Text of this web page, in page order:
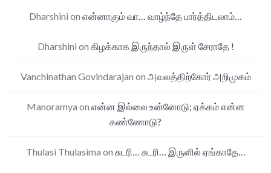
Dharshini on என்னாகும் வா… வாழ்ந்தே பார்த்திடலாம்…
Dharshini on கிழக்காக இருந்தால் இருள் சேராதே !
Vanchinathan Govindarajan on அவலத்திற்கோர் அறிமுகம்
Manoramya on என்ன இல்லை உன்னோடு; ஏக்கம் என்ன
கண்ணோடு?
Thulasi Thulasima on சுடரி… சுடரி… இருளில் ஏங்காதே…